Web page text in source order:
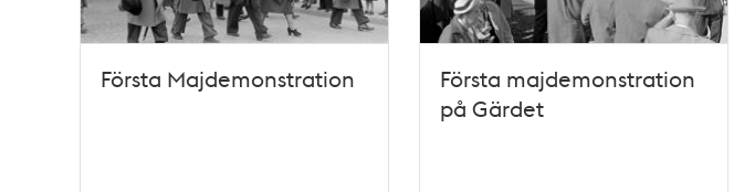
Första Majdemonstration
Första majdemonstration
på Gärdet